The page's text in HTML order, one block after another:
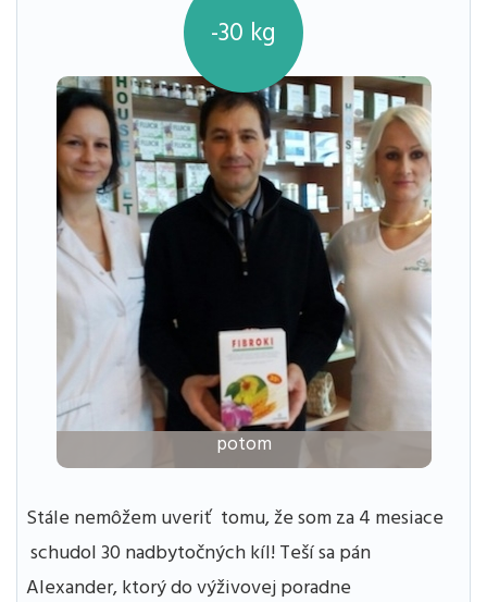
potom
-30 kg
Stále nemôžem uveriť tomu, že som za 4 mesiace
schudol 30 nadbytočných kíl! Teší sa pán
Alexander, ktorý do výživovej poradne